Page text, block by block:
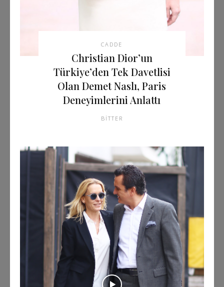
CADDE
Christian Dior’un
Türkiye’den Tek Davetlisi
Olan Demet Naslı, Paris
Deneyimlerini Anlattı
BITTER